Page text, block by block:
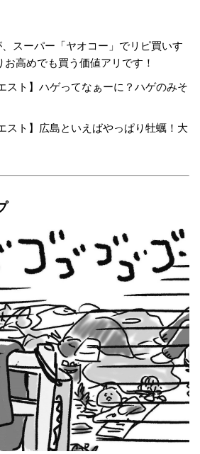
スーパー「ヤオコー」でリピ買いす
高めでも買う価値アリです！
スト】ハゲってなぁーに？ハゲのみそ
スト】広島といえばやっぱり牡蠣！大